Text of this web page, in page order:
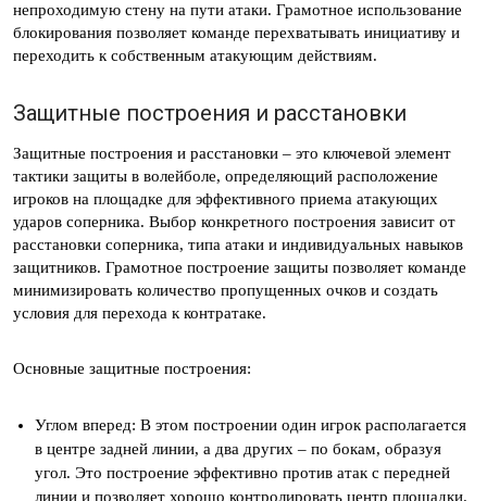
непроходимую стену на пути атаки. Грамотное использование
блокирования позволяет команде перехватывать инициативу и
переходить к собственным атакующим действиям.
Защитные построения и расстановки
Защитные построения и расстановки – это ключевой элемент
тактики защиты в волейболе, определяющий расположение
игроков на площадке для эффективного приема атакующих
ударов соперника. Выбор конкретного построения зависит от
расстановки соперника, типа атаки и индивидуальных навыков
защитников. Грамотное построение защиты позволяет команде
минимизировать количество пропущенных очков и создать
условия для перехода к контратаке.
Основные защитные построения:
Углом вперед: В этом построении один игрок располагается
в центре задней линии, а два других – по бокам, образуя
угол. Это построение эффективно против атак с передней
линии и позволяет хорошо контролировать центр площадки.